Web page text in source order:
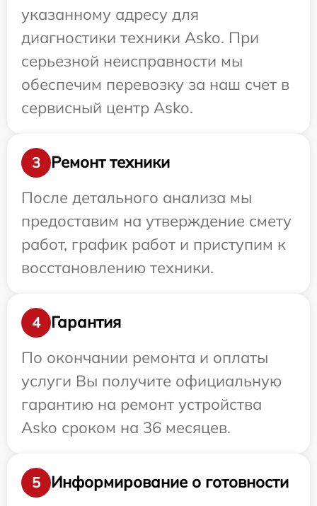
указанному адресу для
диагностики техники Asko. При
серьезной неисправности мы
обеспечим перевозку за наш счет в
сервисный центр Asko.
3
Ремонт техники
После детального анализа мы
предоставим на утверждение смету
работ, график работ и приступим к
восстановлению техники.
4
Гарантия
По окончании ремонта и оплаты
услуги Вы получите официальную
гарантию на ремонт устройства
Asko сроком на 36 месяцев.
5
Информирование о готовности